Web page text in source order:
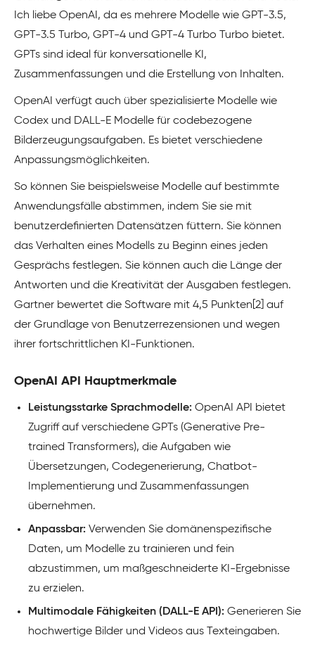
Ich liebe OpenAI, da es mehrere Modelle wie GPT-3.5,
GPT-3.5 Turbo, GPT-4 und GPT-4 Turbo Turbo bietet.
GPTs sind ideal für konversationelle KI,
Zusammenfassungen und die Erstellung von Inhalten.
OpenAI verfügt auch über spezialisierte Modelle wie
Codex und DALL-E Modelle für codebezogene
Bilderzeugungsaufgaben. Es bietet verschiedene
Anpassungsmöglichkeiten.
So können Sie beispielsweise Modelle auf bestimmte
Anwendungsfälle abstimmen, indem Sie sie mit
benutzerdefinierten Datensätzen füttern. Sie können
das Verhalten eines Modells zu Beginn eines jeden
Gesprächs festlegen. Sie können auch die Länge der
Antworten und die Kreativität der Ausgaben festlegen.
Gartner bewertet die Software mit 4,5 Punkten[2] auf
der Grundlage von Benutzerrezensionen und wegen
ihrer fortschrittlichen KI-Funktionen.
OpenAI API Hauptmerkmale
Leistungsstarke Sprachmodelle: OpenAI API bietet
Zugriff auf verschiedene GPTs (Generative Pre-
trained Transformers), die Aufgaben wie
Übersetzungen, Codegenerierung, Chatbot-
Implementierung und Zusammenfassungen
übernehmen.
Anpassbar: Verwenden Sie domänenspezifische
Daten, um Modelle zu trainieren und fein
abzustimmen, um maßgeschneiderte KI-Ergebnisse
zu erzielen.
Multimodale Fähigkeiten (DALL-E API): Generieren Sie
hochwertige Bilder und Videos aus Texteingaben.